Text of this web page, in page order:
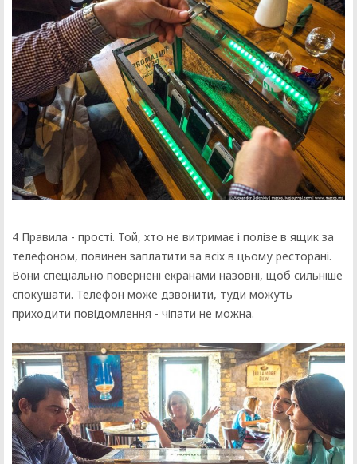
4 Правила - прості. Той, хто не витримає і полізе в ящик за
телефоном, повинен заплатити за всіх в цьому ресторані.
Вони спеціально повернені екранами назовні, щоб сильніше
спокушати. Телефон може дзвонити, туди можуть
приходити повідомлення - чіпати не можна.